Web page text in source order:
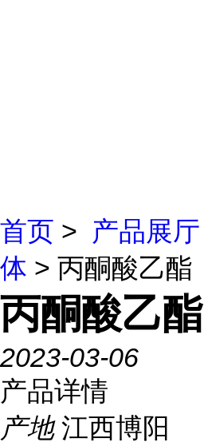
首页 > 产品展厅
体 > 丙酮酸乙酯
丙酮酸乙酯
2023-03-06
产品详情
产地 江西博阳